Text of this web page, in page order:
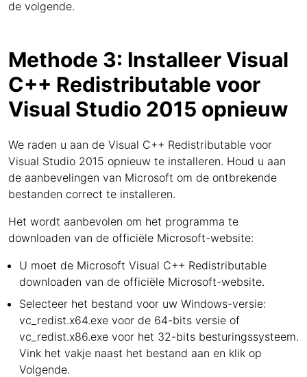
de volgende.
Methode 3: Installeer Visual
C++ Redistributable voor
Visual Studio 2015 opnieuw
We raden u aan de Visual C++ Redistributable voor
Visual Studio 2015 opnieuw te installeren. Houd u aan
de aanbevelingen van Microsoft om de ontbrekende
bestanden correct te installeren.
Het wordt aanbevolen om het programma te
downloaden van de officiële Microsoft-website:
U moet de Microsoft Visual C++ Redistributable
downloaden van de officiële Microsoft-website.
Selecteer het bestand voor uw Windows-versie:
vc_redist.x64.exe voor de 64-bits versie of
vc_redist.x86.exe voor het 32-bits besturingssysteem.
Vink het vakje naast het bestand aan en klik op
Volgende.